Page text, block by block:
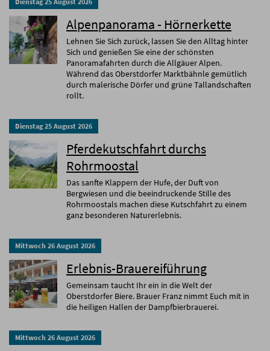
Alpenpanorama - Hörnerkette
Lehnen Sie Sich zurück, lassen Sie den Alltag hinter
Sich und genießen Sie eine der schönsten
Panoramafahrten durch die Allgäuer Alpen.
Während das Oberstdorfer Marktbähnle gemütlich
durch malerische Dörfer und grüne Tallandschaften
rollt.
Dienstag 25 August 2026
Pferdekutschfahrt durchs
Rohrmoostal
Das sanfte Klappern der Hufe, der Duft von
Bergwiesen und die beeindruckende Stille des
Rohrmoostals machen diese Kutschfahrt zu einem
ganz besonderen Naturerlebnis.
Mittwoch 26 August 2026
Erlebnis-Brauereiführung
Gemeinsam taucht Ihr ein in die Welt der
Oberstdorfer Biere. Brauer Franz nimmt Euch mit in
die heiligen Hallen der Dampfbierbrauerei.
Mittwoch 26 August 2026